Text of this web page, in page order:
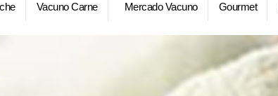
Vacuno Carne Mercado Vacuno Gourmet